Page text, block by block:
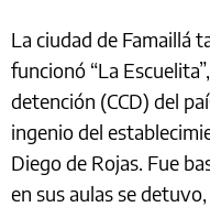
La ciudad de Famaillá
funcionó “La
detención (CCD) del
ingenio del
Diego de Rojas. Fue
en sus aulas se